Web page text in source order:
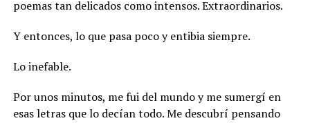
poemas tan delicados como intensos. Extraordinarios.
Y entonces, lo que pasa poco y entibia siempre.
Lo inefable.
Por unos minutos, me fui del mundo y me sumergí en
esas letras que lo decían todo. Me descubrí pensando